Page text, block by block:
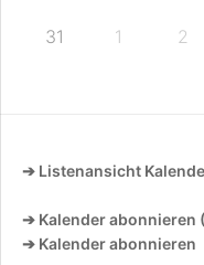
31 1 2
➔ Listenansicht
➔ Kalender abonnieren
➔ Kalender abonnieren